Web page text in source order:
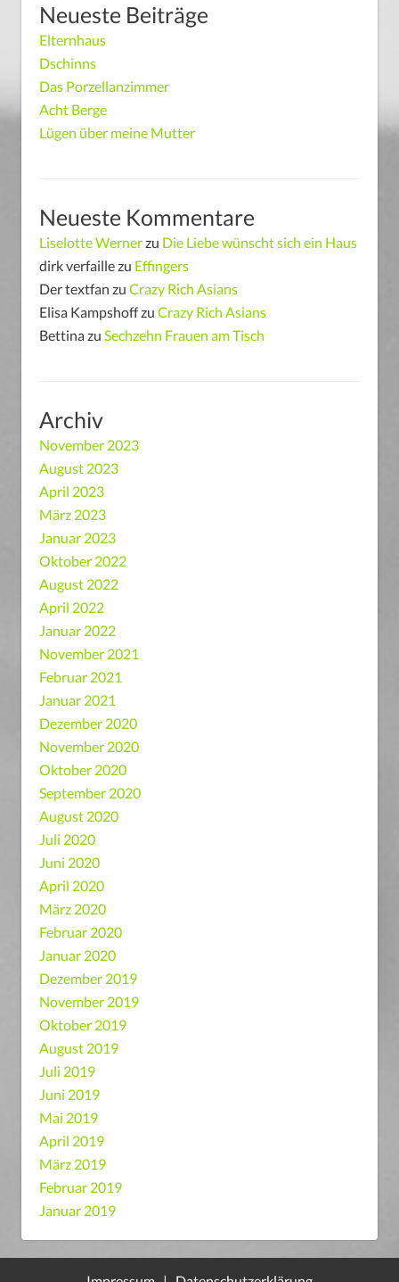
Neueste Beiträge
Elternhaus
Dschinns
Das Porzellanzimmer
Acht Berge
Lügen über meine Mutter
Neueste Kommentare
Liselotte Wernerzu Die Liebe wünscht sich ein Haus
dirk verfaillezu Effingers
Der textfan zu Crazy Rich Asians
Elisa Kampshoffzu Crazy Rich Asians
Bettinazu Sechzehn Frauen am Tisch
Archiv
November 2023
August 2023
April 2023
März 2023
Januar 2023
Oktober 2022
August 2022
April 2022
Januar 2022
November 2021
Februar 2021
Januar 2021
Dezember 2020
November 2020
Oktober 2020
September 2020
August 2020
Juli 2020
Juni 2020
April 2020
März 2020
Februar 2020
Januar 2020
Dezember 2019
November 2019
Oktober 2019
August 2019
Juli 2019
Juni 2019
Mai 2019
April 2019
März 2019
Februar 2019
Januar 2019